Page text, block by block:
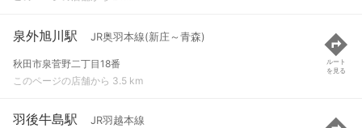
泉外旭川駅 JR奥羽本線(新庄～青森)
秋田市泉菅野二丁目18番
このページの店舗から 3.5 km
ルート
を見る
羽後牛島駅 JR羽越本線